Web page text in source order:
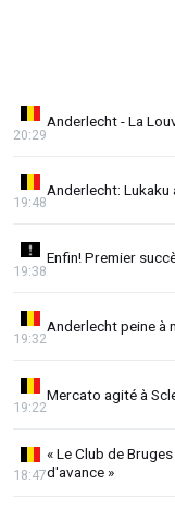
Anderlecht - La
20:29
Anderlecht: Lukaku
19:48
Enfin! Premier
19:38
Anderlecht peine à
19:32
Mercato agité à
19:22
« Le Club de
d'avance »
18:47